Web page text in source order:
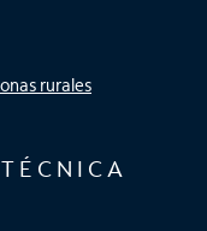
rurales